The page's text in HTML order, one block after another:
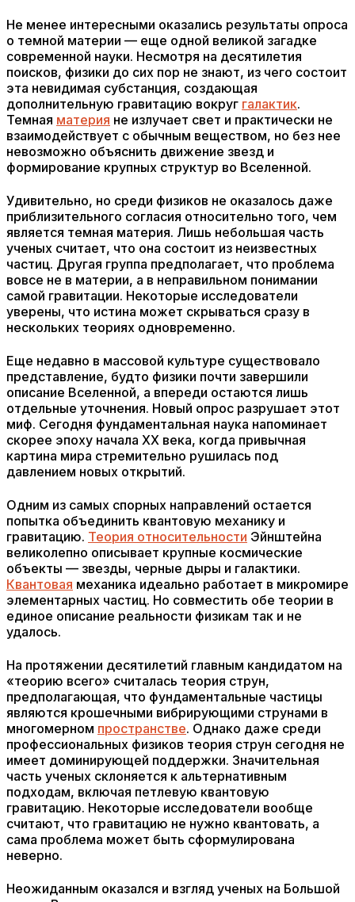
Не менее интересными оказались результаты опроса
о темной материи — еще одной великой загадке
современной науки. Несмотря на десятилетия
поисков, физики до сих пор не знают, из чего состоит
эта невидимая субстанция, создающая
дополнительную гравитацию вокруг галактик.
Темная материя не излучает свет и практически не
взаимодействует с обычным веществом, но без нее
невозможно объяснить движение звезд и
формирование крупных структур во Вселенной.
Удивительно, но среди физиков не оказалось даже
приблизительного согласия относительно того, чем
является темная материя. Лишь небольшая часть
ученых считает, что она состоит из неизвестных
частиц. Другая группа предполагает, что проблема
вовсе не в материи, а в неправильном понимании
самой гравитации. Некоторые исследователи
уверены, что истина может скрываться сразу в
нескольких теориях одновременно.
Еще недавно в массовой культуре существовало
представление, будто физики почти завершили
описание Вселенной, а впереди остаются лишь
отдельные уточнения. Новый опрос разрушает этот
миф. Сегодня фундаментальная наука напоминает
скорее эпоху начала XX века, когда привычная
картина мира стремительно рушилась под
давлением новых открытий.
Одним из самых спорных направлений остается
попытка объединить квантовую механику и
гравитацию. Теория относительности Эйнштейна
великолепно описывает крупные космические
объекты — звезды, черные дыры и галактики.
Квантовая механика идеально работает в микромире
элементарных частиц. Но совместить обе теории в
единое описание реальности физикам так и не
удалось.
На протяжении десятилетий главным кандидатом на
«теорию всего» считалась теория струн,
предполагающая, что фундаментальные частицы
являются крошечными вибрирующими струнами в
многомерном пространстве. Однако даже среди
профессиональных физиков теория струн сегодня не
имеет доминирующей поддержки. Значительная
часть ученых склоняется к альтернативным
подходам, включая петлевую квантовую
гравитацию. Некоторые исследователи вообще
считают, что гравитацию не нужно квантовать, а
сама проблема может быть сформулирована
неверно.
Неожиданным оказался и взгляд ученых на Большой